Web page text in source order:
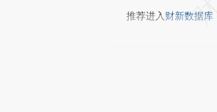
推荐进入 财新数据库